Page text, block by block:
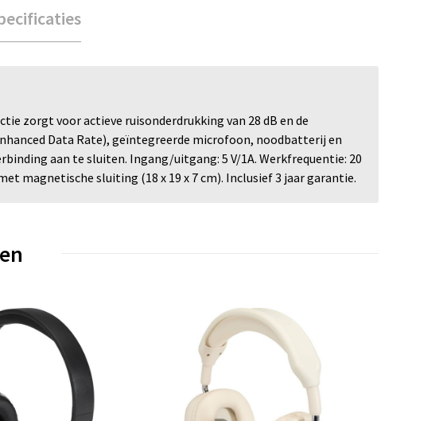
zorgt voor actieve ruisonderdrukking van 28 dB en de
Data Rate), geïntegreerde microfoon, noodbatterij en
aan te sluiten. Ingang/uitgang: 5 V/1A. Werkfrequentie: 20
magnetische sluiting (18 x 19 x 7 cm). Inclusief 3 jaar garantie.